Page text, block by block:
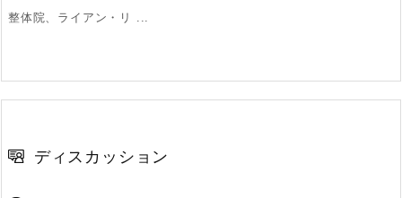
整体院、ライアン・リ ...
ディスカッション